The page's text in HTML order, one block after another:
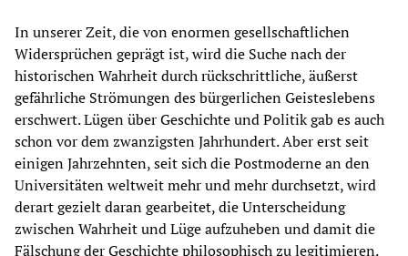
In unserer Zeit, die von enormen gesellschaftlichen
Widersprüchen geprägt ist, wird die Suche nach der
historischen Wahrheit durch rückschrittliche, äußerst
gefährliche Strömungen des bürgerlichen Geisteslebens
erschwert. Lügen über Geschichte und Politik gab es auch
schon vor dem zwanzigsten Jahrhundert. Aber erst seit
einigen Jahrzehnten, seit sich die Postmoderne an den
Universitäten weltweit mehr und mehr durchsetzt, wird
derart gezielt daran gearbeitet, die Unterscheidung
zwischen Wahrheit und Lüge aufzuheben und damit die
Fälschung der Geschichte philosophisch zu legitimieren.